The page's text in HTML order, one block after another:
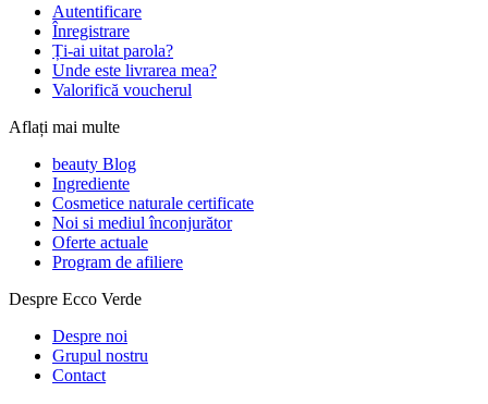
Autentificare
Înregistrare
Ți-ai uitat parola?
Unde este livrarea mea?
Valorifică voucherul
Aflați mai multe
beauty Blog
Ingrediente
Cosmetice naturale certificate
Noi si mediul înconjurător
Oferte actuale
Program de afiliere
Despre Ecco Verde
Despre noi
Grupul nostru
Contact